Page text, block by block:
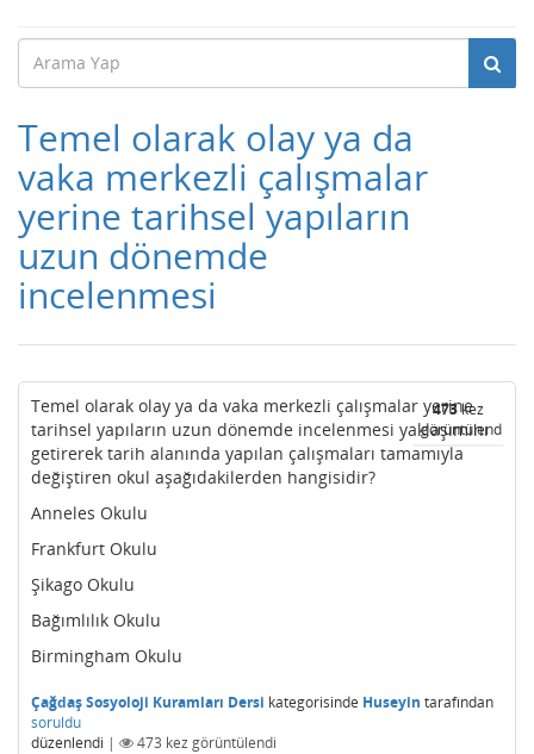
Temel olarak olay ya da
vaka merkezli çalışmalar
yerine tarihsel yapıların
uzun dönemde
incelenmesi
473kez
görüntülendi
Temel olarak olay ya da vaka merkezli çalışmalar yerine
tarihsel yapıların uzun dönemde incelenmesi yaklaşımını
getirerek tarih alanında yapılan çalışmaları tamamıyla
değiştiren okul aşağıdakilerden hangisidir?
Anneles Okulu
Frankfurt Okulu
Şikago Okulu
Bağımlılık Okulu
Birmingham Okulu
Çağdaş Sosyoloji Kuramları Dersi kategorisinde Huseyin tarafından
soruldu
düzenlendi | 473 kez görüntülendi